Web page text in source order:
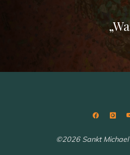
©2026 Sankt Michael